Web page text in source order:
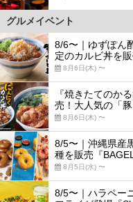
グルメイベント
8/6〜｜ゆずぽん
定のカルビ丼を
8月6日(木) 〜
『焼きたてのか
売！大人気の「
8月6日(木) 〜
8/5〜｜沖縄県産
種を販売『
8月5日(水) 〜
8/5〜｜ハラペー